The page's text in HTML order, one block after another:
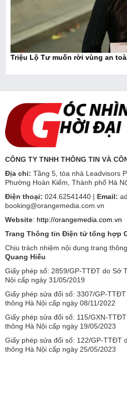
Triệu Lộ Tư muốn rời vùng an
CÔNG TY TNHH THÔNG TIN VÀ
Địa chỉ: Tầng 5, tòa nhà Leadvisors
Phường Hoàn Kiếm, Thành phố Hà
Điện thoại: 024.62541440 | Email:
booking@orangemedia.com.vn
Website: http://orangemedia.com.vn
Trang Thông tin Điện tử tổng hợp
Chịu trách nhiệm nội dung trang
Quang Hiếu
Giấy phép số: 2859/GP-TTĐT do Sở
Nội cấp ngày 31/05/2019
Giấy phép sửa đổi số: 3307/GP-
thông Hà Nội cấp ngày 08/11/2022
Giấy phép sửa đổi số: 115/GXN-
thông Hà Nội cấp ngày 19/05/2023
Giấy phép sửa đổi số: 122/GP-TTĐT
thông Hà Nội cấp ngày 25/05/2023